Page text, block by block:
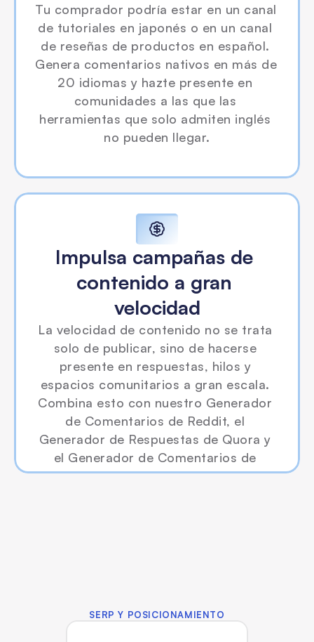
Tu comprador podría estar en un canal
de tutoriales en japonés o en un canal
de reseñas de productos en español.
Genera comentarios nativos en más de
20 idiomas y hazte presente en
comunidades a las que las
herramientas que solo admiten inglés
no pueden llegar.
Impulsa campañas de
contenido a gran
velocidad
La velocidad de contenido no se trata
solo de publicar, sino de hacerse
presente en respuestas, hilos y
espacios comunitarios a gran escala.
Combina esto con nuestro Generador
de Comentarios de Reddit, el
Generador de Respuestas de Quora y
el Generador de Comentarios de
Facebook para publicar cientos de
SERP Y POSICIONAMIENTO